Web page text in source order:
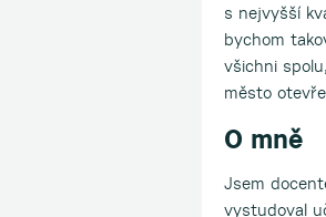
s nejvyšší
bychom
všichni
město
O mně
Jsem
vystudoval